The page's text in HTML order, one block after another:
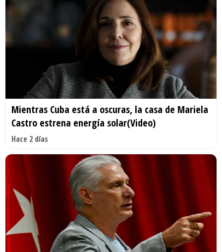
Mientras Cuba está a oscuras, la casa de Mariela
Castro estrena energía solar(Video)
Hace 2 días